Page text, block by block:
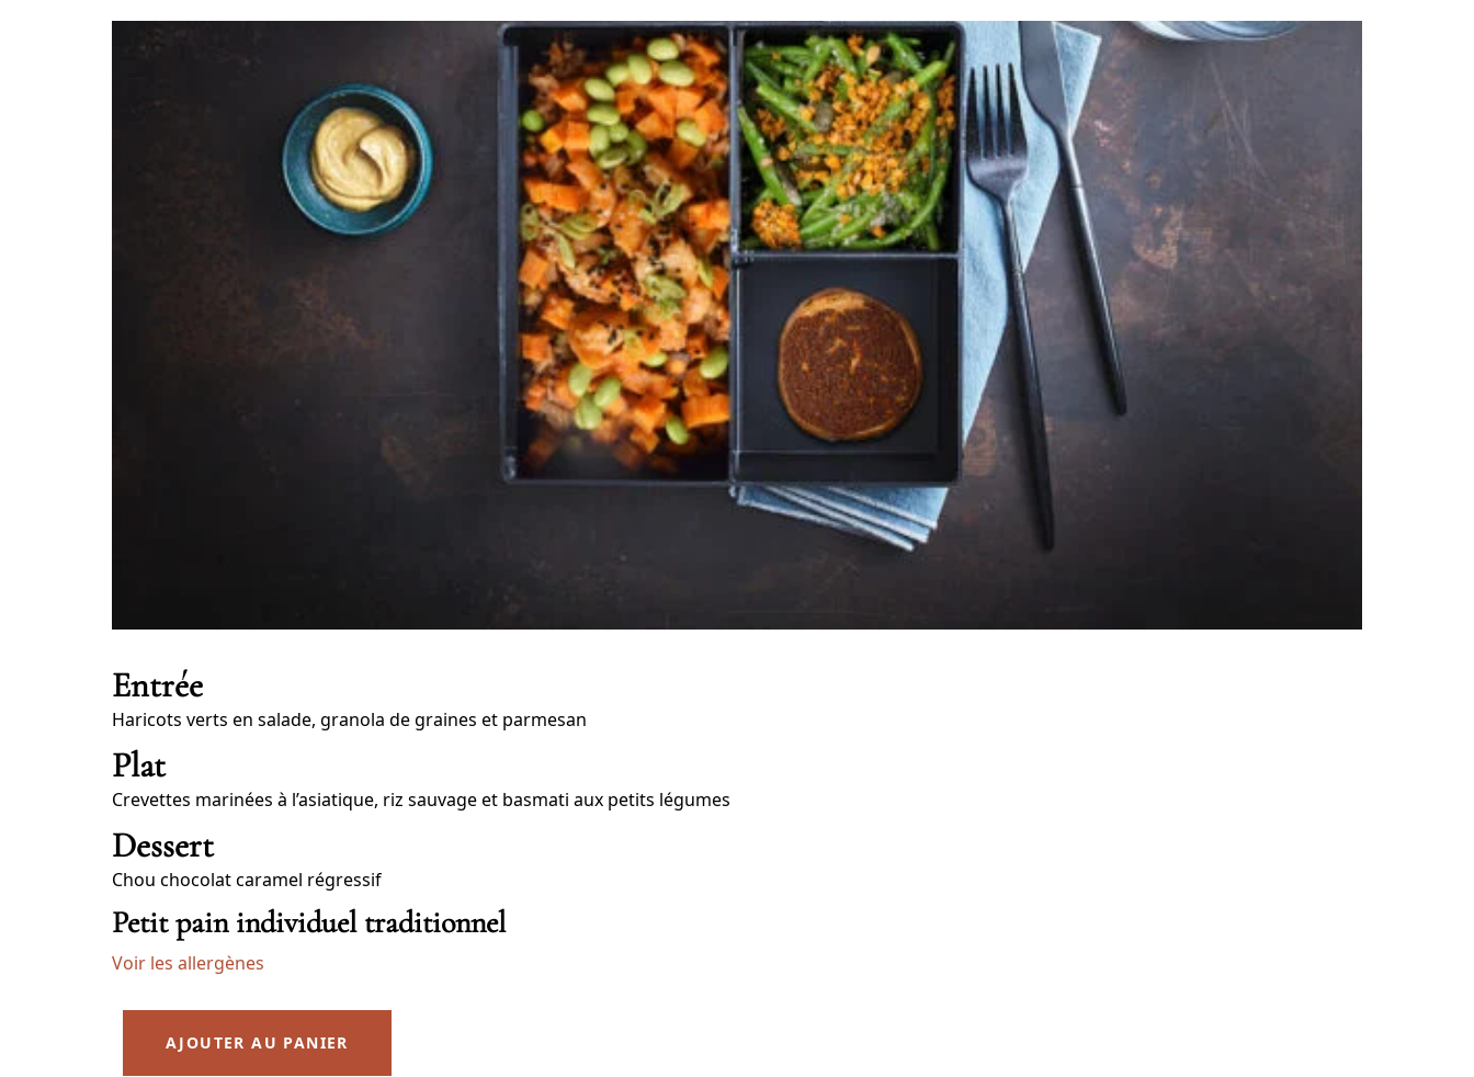
Entrée
Haricots verts en salade, granola de graines et parmesan
Plat
Crevettes marinées à l’asiatique, riz sauvage et basmati aux petits légumes
Dessert
Chou chocolat caramel régressif
Petit pain individuel traditionnel
Voir les allergènes
AJOUTER AU PANIER